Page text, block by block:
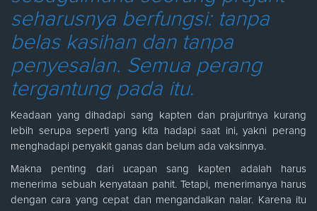
seharusnya berfungsi: tanpa
belas kasihan dan tanpa
penyesalan. Semua perang
tergantung pada itu.
Keadaan yang dihadapi sang kapten dan prajuritnya kurang
lebih serupa seperti yang kita hadapi saat ini, yakni perang
menghadapi penyakit ganas dan belum ada vaksinnya.
Makna penting dari ucapan sang kapten adalah harus
menerima sebuah kenyataan pahit. Tetapi, menerimanya harus
dengan cara yang cepat dan mengandalkan nalar. Karena itu